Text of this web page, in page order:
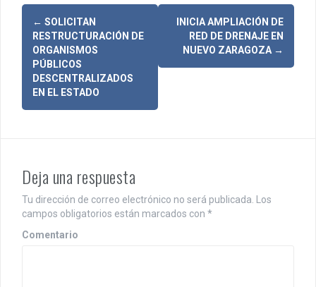
N
e
c
i
ó
← SOLICITAN
RESTRUCTURACIÓN DE
ORGANISMOS
PÚBLICOS
DESCENTRALIZADOS
EN EL ESTADO
INICIA AMPLIACIÓN DE
RED DE DRENAJE EN
NUEVO ZARAGOZA →
Deja una respuesta
Tu dirección de correo electrónico no será publicada.
Los
campos obligatorios están marcados con *
Comentario